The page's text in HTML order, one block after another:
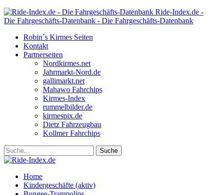
Ride-Index.de -
Die Fahrgeschäfts-Datenbank - Die Fahrgeschäfts-Datenbank
Robin´s Kirmes Seiten
Kontakt
Partnerseiten
Nordkirmes.net
Jahrmarkt-Nord.de
gallimarkt.net
Mahawo Fahrchips
Kirmes-Index
rummelbilder.de
kirmespix.de
Dietz Fahrzeugbau
Kollmer Fahrchips
Home
Kindergeschäfte (aktiv)